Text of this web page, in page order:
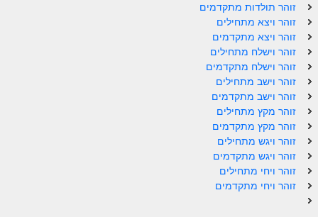
זוהר תולדות מתקדמים
זוהר ויצא מתחילים
זוהר ויצא מתקדמים
זוהר וישלח מתחילים
זוהר וישלח מתקדמים
זוהר וישב מתחילים
זוהר וישב מתקדמים
זוהר מקץ מתחילים
זוהר מקץ מתקדמים
זוהר ויגש מתחילים
זוהר ויגש מתקדמים
זוהר ויחי מתחילים
זוהר ויחי מתקדמים